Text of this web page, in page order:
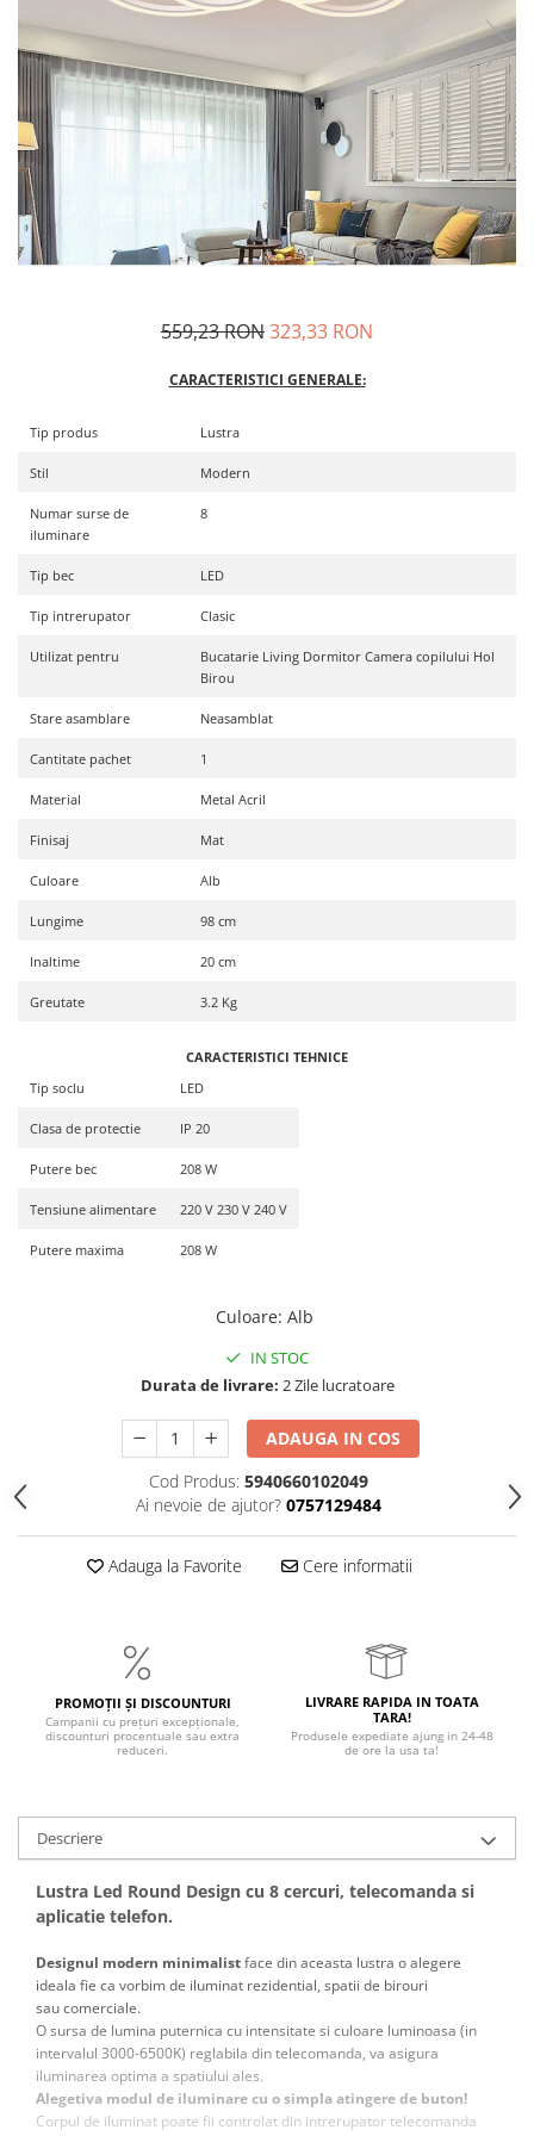
559,23 RON323,33 RON
CARACTERISTICI GENERALE:
Tip produs Lustra
Stil Modern
Numar surse de
iluminare
8
Tip bec LED
Tip intrerupator Clasic
Utilizat pentru
Bucatarie Living Dormitor Camera copilului Hol
Birou
Stare asamblare Neasamblat
Cantitate pachet 1
Material Metal Acril
Finisaj Mat
Culoare Alb
Lungime 98 cm
Inaltime 20 cm
Greutate 3.2 Kg
CARACTERISTICI TEHNICE
Tip soclu
LED
Clasa de protectie IP 20
Putere bec 208 W
Tensiune alimentare 220 V 230 V 240 V
Putere maxima 208 W
Culoare: Alb
IN STOC
Durata de livrare: 2 Zile lucratoare
ADAUGA IN COS
Cod Produs: 5940660102049
Ai nevoie de ajutor? 0757129484
Adauga la Favorite Cere informatii
PROMOȚII ȘI DISCOUNTURI
Campanii cu prețuri excepționale,
discounturi procentuale sau extra
reduceri.
LIVRARE RAPIDA IN TOATA
TARA!
Produsele expediate ajung in 24-48
de ore la usa ta!
Descriere
Lustra Led Round Design cu 8 cercuri, telecomanda si
aplicatie telefon.
Designul modern minimalistface din aceasta lustra o alegere
ideala fie ca vorbim de iluminat rezidential, spatii de birouri
sau comerciale.
O sursa de lumina puternica cu intensitate si culoare luminoasa (in
intervalul 3000-6500K) reglabila din telecomanda, va asigura
iluminarea optima a spatiului ales.
Alegetiva modul de iluminare cu o simpla atingere de buton!
Corpul de iluminat poate fii controlat din intrerupator telecomanda